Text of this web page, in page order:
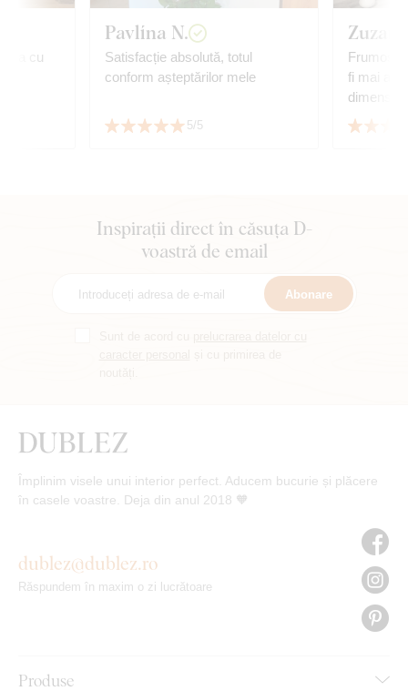
cu
Pavlína N.
Satisfacție absolută, totul
conform așteptărilor mele
5/5
Frumos
fi mai aurii. M-am
de
Inspirații direct în căsuța D-
voastră de email
Abonare
Împlinim visele unui interior perfect. Aducem bucurie și plăcere
în casele voastre. Deja din anul 2018 🧡
Produse
dublez@dublez.ro
Răspundem în maxim o zi lucrătoare